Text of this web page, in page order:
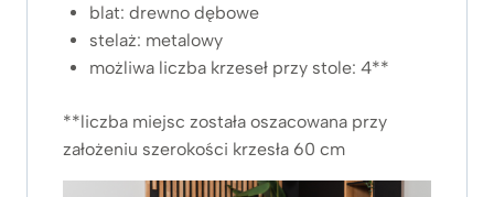
blat: drewno dębowe
stelaż: metalowy
możliwa liczba krzeseł przy stole: 4**
**liczba miejsc została oszacowana przy
założeniu szerokości krzesła 60 cm